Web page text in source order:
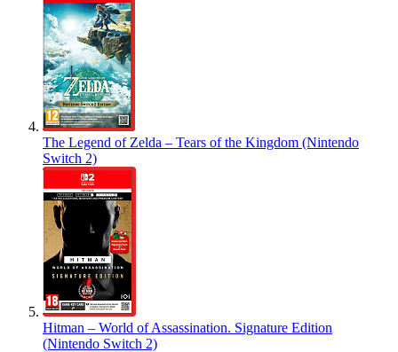
The Legend of Zelda – Tears of the Kingdom (Nintendo
Switch 2)
Hitman – World of Assassination. Signature Edition
(Nintendo Switch 2)